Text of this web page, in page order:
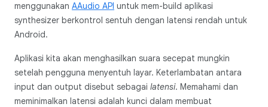
menggunakan AAudio API untuk mem-build aplikasi
synthesizer berkontrol sentuh dengan latensi rendah untuk
Android.
Aplikasi kita akan menghasilkan suara secepat mungkin
setelah pengguna menyentuh layar. Keterlambatan antara
input dan output disebut sebagai latensi. Memahami dan
meminimalkan latensi adalah kunci dalam membuat